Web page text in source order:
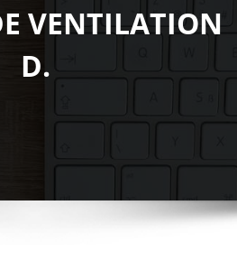
VENTILATION
D.